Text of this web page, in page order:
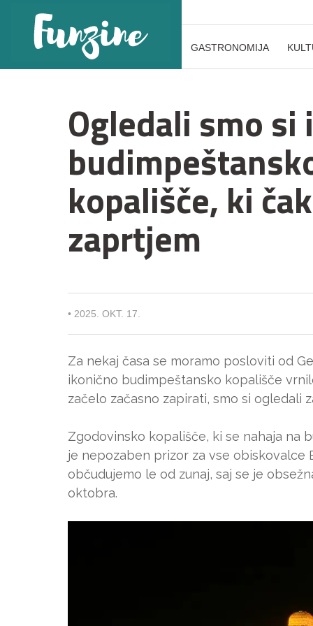
GASTRONOMIJA
Ogledali smo
kopališče, ki
zaprtjem
• 2025. OKT. 17.
Za nekaj časa se moramo posloviti od
ikonično budimpeštansko kopališče
začelo začasno zapirati, smo si ogledali
Zgodovinsko kopališče, ki se nahaja na
je nepozaben prizor za vse obiskovalce
občudujemo le od zunaj, saj se je
oktobra.